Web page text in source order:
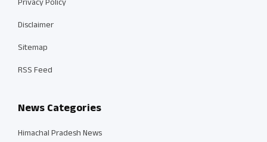
Privacy Policy
Disclaimer
Sitemap
RSS Feed
News Categories
Himachal Pradesh News